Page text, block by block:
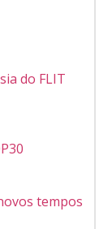
do FLIT
tempos